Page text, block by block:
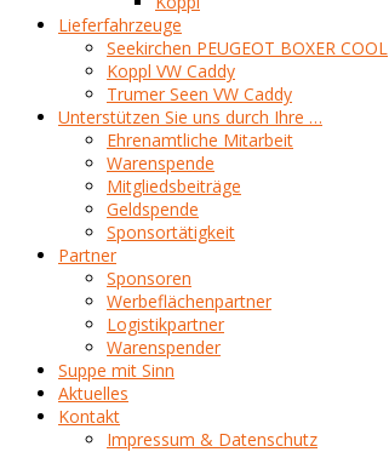
Lieferfahrzeuge
Seekirchen PEUGEOT BOXER COOL
Koppl VW Caddy
Trumer Seen VW Caddy
Unterstützen Sie uns durch Ihre …
Ehrenamtliche Mitarbeit
Warenspende
Mitgliedsbeiträge
Geldspende
Sponsortätigkeit
Partner
Sponsoren
Werbeflächenpartner
Logistikpartner
Warenspender
Suppe mit Sinn
Aktuelles
Kontakt
Impressum & Datenschutz